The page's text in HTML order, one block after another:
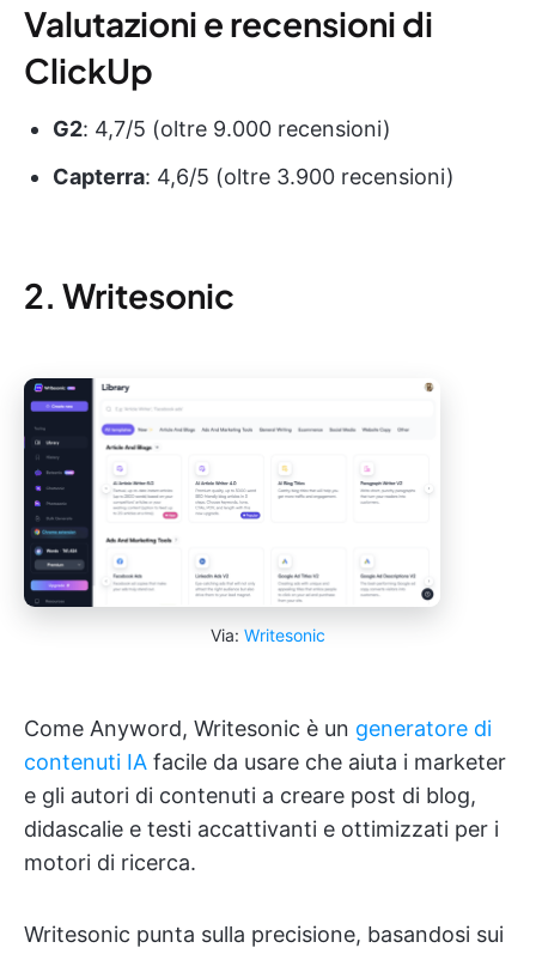
Valutazioni e recensioni di
ClickUp
G2: 4,7/5 (oltre 9.000 recensioni)
Capterra: 4,6/5 (oltre 3.900 recensioni)
2. Writesonic
Via: Writesonic
Come Anyword, Writesonic è un generatore di
contenuti IA facile da usare che aiuta i marketer
e gli autori di contenuti a creare post di blog,
didascalie e testi accattivanti e ottimizzati per i
motori di ricerca.
Writesonic punta sulla precisione, basandosi sui